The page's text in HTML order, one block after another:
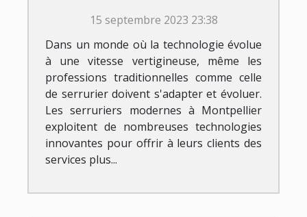
15 septembre 2023 23:38
Dans un monde où la technologie évolue
à une vitesse vertigineuse, même les
professions traditionnelles comme celle
de serrurier doivent s'adapter et évoluer.
Les serruriers modernes à Montpellier
exploitent de nombreuses technologies
innovantes pour offrir à leurs clients des
services plus...